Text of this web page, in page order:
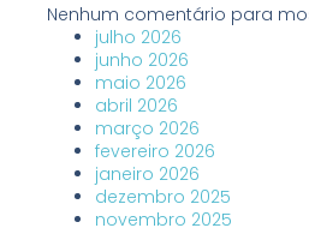
Nenhum comentário para
julho 2026
junho 2026
maio 2026
abril 2026
março 2026
fevereiro 2026
janeiro 2026
dezembro 2025
novembro 2025